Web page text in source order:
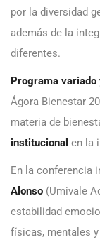
por la diversidad
además de la
diferentes.
Programa
Ágora Bienestar
materia de
institucional en la
En la conferencia
Alonso (Umivale
estabilidad
físicas, mentales